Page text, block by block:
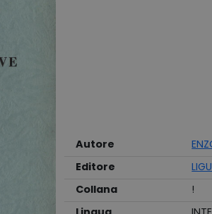
Autore
Editore
Collana
!